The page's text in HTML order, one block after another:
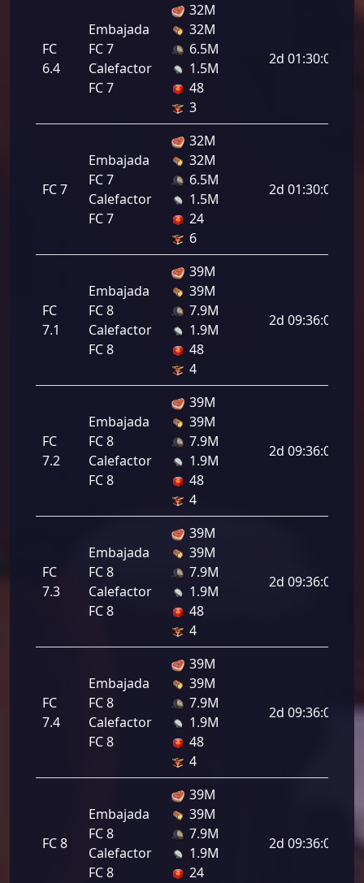
FC
6.4
Embajada
FC 7
Calefactor
FC 7
32M
32M
6.5M
1.5M
48
3
2d 01:30:00
FC 7
Embajada
FC 7
Calefactor
FC 7
32M
32M
6.5M
1.5M
24
6
2d 01:30:00
FC
7.1
Embajada
FC 8
Calefactor
FC 8
39M
39M
7.9M
1.9M
48
4
2d 09:36:00
FC
7.2
Embajada
FC 8
Calefactor
FC 8
39M
39M
7.9M
1.9M
48
4
2d 09:36:00
FC
7.3
Embajada
FC 8
Calefactor
FC 8
39M
39M
7.9M
1.9M
48
4
2d 09:36:00
FC
7.4
Embajada
FC 8
Calefactor
FC 8
39M
39M
7.9M
1.9M
48
4
2d 09:36:00
FC 8
Embajada
FC 8
Calefactor
FC 8
39M
39M
7.9M
1.9M
24
2d 09:36:00